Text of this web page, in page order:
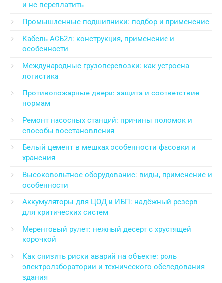
и не переплатить
Промышленные подшипники: подбор и применение
Кабель АСБ2л: конструкция, применение и
особенности
Международные грузоперевозки: как устроена
логистика
Противопожарные двери: защита и соответствие
нормам
Ремонт насосных станций: причины поломок и
способы восстановления
Белый цемент в мешках особенности фасовки и
хранения
Высоковольтное оборудование: виды, применение и
особенности
Аккумуляторы для ЦОД и ИБП: надёжный резерв
для критических систем
Меренговый рулет: нежный десерт с хрустящей
корочкой
Как снизить риски аварий на объекте: роль
электролаборатории и технического обследования
здания